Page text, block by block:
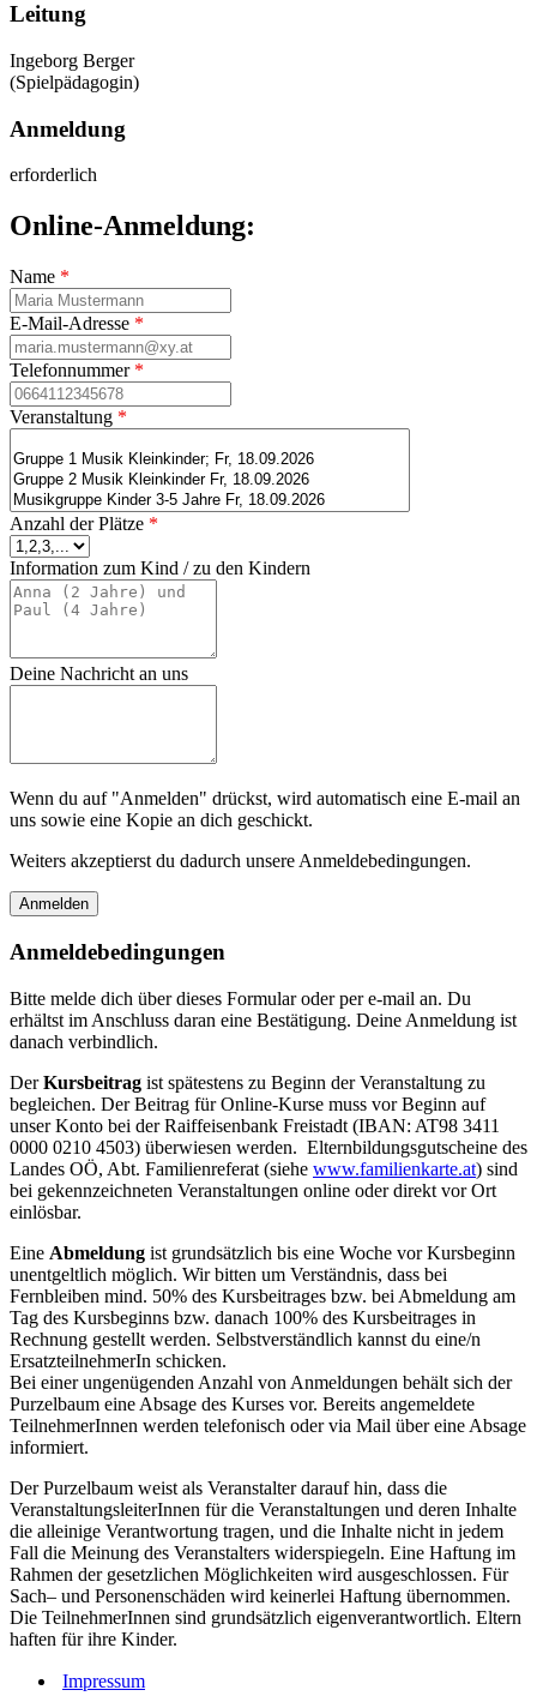
Leitung
Ingeborg Berger
(Spielpädagogin)
Anmeldung
erforderlich
Online-Anmeldung:
Name *
E-Mail-Adresse *
Telefonnummer *
Veranstaltung *
Anzahl der Plätze *
Information zum Kind / zu den Kindern
Deine Nachricht an uns
Wenn du auf "Anmelden" drückst, wird automatisch eine E-mail an
uns sowie eine Kopie an dich geschickt.
Weiters akzeptierst du dadurch unsere Anmeldebedingungen.
Anmeldebedingungen
Bitte melde dich über dieses Formular oder per e-mail an. Du
erhältst im Anschluss daran eine Bestätigung. Deine Anmeldung ist
danach verbindlich.
DerKursbeitrag ist spätestens zu Beginn der Veranstaltung zu
begleichen. Der Beitrag für Online-Kurse muss vor Beginn auf
unser Konto bei der Raiffeisenbank Freistadt (IBAN: AT98 3411
0000 0210 4503) überwiesen werden. Elternbildungsgutscheine des
Landes OÖ, Abt. Familienreferat (siehe www.familienkarte.at) sind
bei gekennzeichneten Veranstaltungen online oder direkt vor Ort
einlösbar.
Eine Abmeldung ist grundsätzlich bis eine Woche vor Kursbeginn
unentgeltlich möglich. Wir bitten um Verständnis, dass bei
Fernbleiben mind. 50% des Kursbeitrages bzw. bei Abmeldung am
Tag des Kursbeginns bzw. danach 100% des Kursbeitrages in
Rechnung gestellt werden. Selbstverständlich kannst du eine/n
ErsatzteilnehmerIn schicken.
Bei einer ungenügenden Anzahl von Anmeldungen behält sich der
Purzelbaum eine Absage des Kurses vor. Bereits angemeldete
TeilnehmerInnen werden telefonisch oder via Mail über eine Absage
informiert.
Der Purzelbaum weist als Veranstalter darauf hin, dass die
VeranstaltungsleiterInnen für die Veranstaltungen und deren Inhalte
die alleinige Verantwortung tragen, und die Inhalte nicht in jedem
Fall die Meinung des Veranstalters widerspiegeln. Eine Haftung im
Rahmen der gesetzlichen Möglichkeiten wird ausgeschlossen. Für
Sach– und Personenschäden wird keinerlei Haftung übernommen.
Die TeilnehmerInnen sind grundsätzlich eigenverantwortlich. Eltern
haften für ihre Kinder.
Impressum